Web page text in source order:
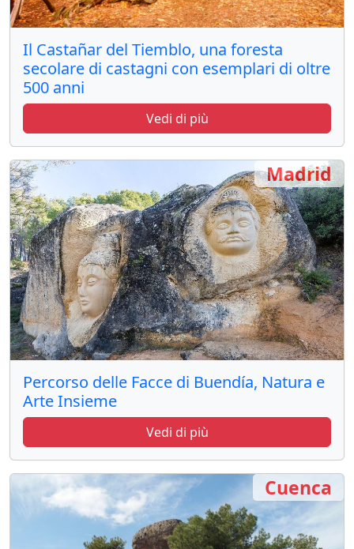
Il Castañar del Tiemblo, una foresta
secolare di castagni con esemplari di oltre
500 anni
Vedi di più
Percorso delle Facce di Buendía, Natura e
Arte Insieme
Vedi di più
Madrid
Cuenca